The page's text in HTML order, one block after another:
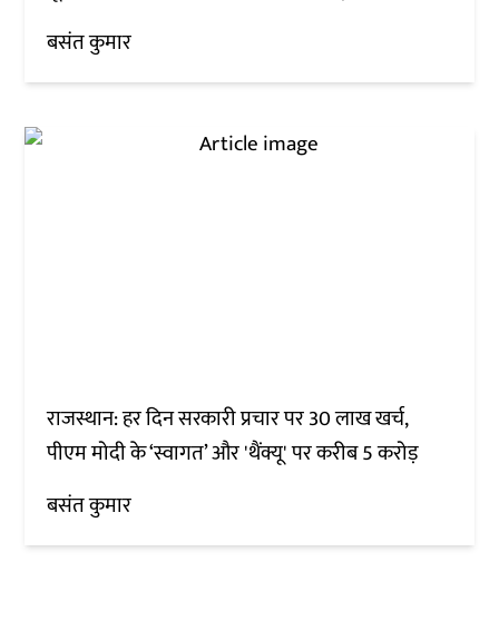
बसंत कुमार
राजस्थान: हर दिन सरकारी प्रचार पर 30 लाख खर्च,
पीएम मोदी के ‘स्वागत’ और 'थैंक्यू' पर करीब 5 करोड़
बसंत कुमार